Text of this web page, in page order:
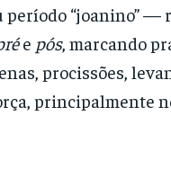
“joanino” —
e pós, marcando
procissões,
principalmente